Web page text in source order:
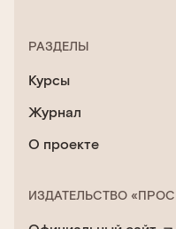
РАЗДЕЛЫ
Курсы
Журнал
О проекте
ИЗДАТЕЛЬСТВО